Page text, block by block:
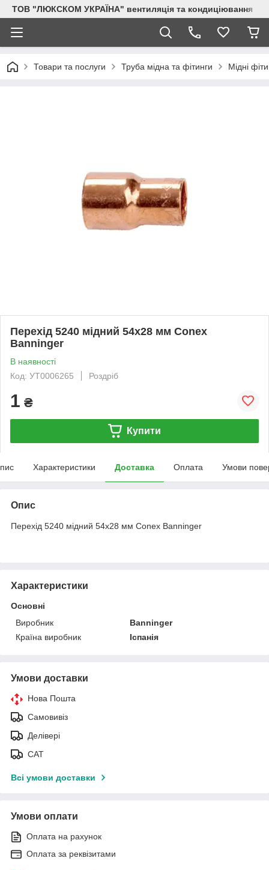
ТОВ "ЛЮКСКОМ УКРАЇНА" вентиляція та кондиціювання
Товари та послуги Труба мідна та фітинги Мідні
Перехід 5240 мідний 54х28 мм Conex
Banninger
В наявності
Код: УТ0006265
Роздріб
1 ₴
Купити
Характеристики Доставка Оплата Умови
Опис
Перехід 5240 мідний 54х28 мм Conex Banninger
Характеристики
Основні
Виробник
Banninger
Країна виробник
Іспанія
Умови доставки
Нова Пошта
Самовивіз
Делівері
САТ
Всі умови доставки
Умови оплати
Оплата на рахунок
Оплата за реквізитами